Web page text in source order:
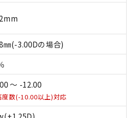
㎜(-3.00Dの場合)
～ -12.00
数(-10.00以上)対応